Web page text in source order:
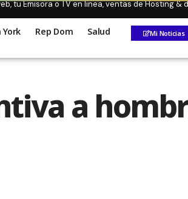
tu Emisora o TV en linea, ventas de Hosting &
York Rep Dom Salud Mi Noticias
a